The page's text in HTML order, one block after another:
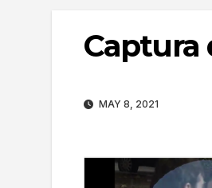
Captura
MAY 8, 2021